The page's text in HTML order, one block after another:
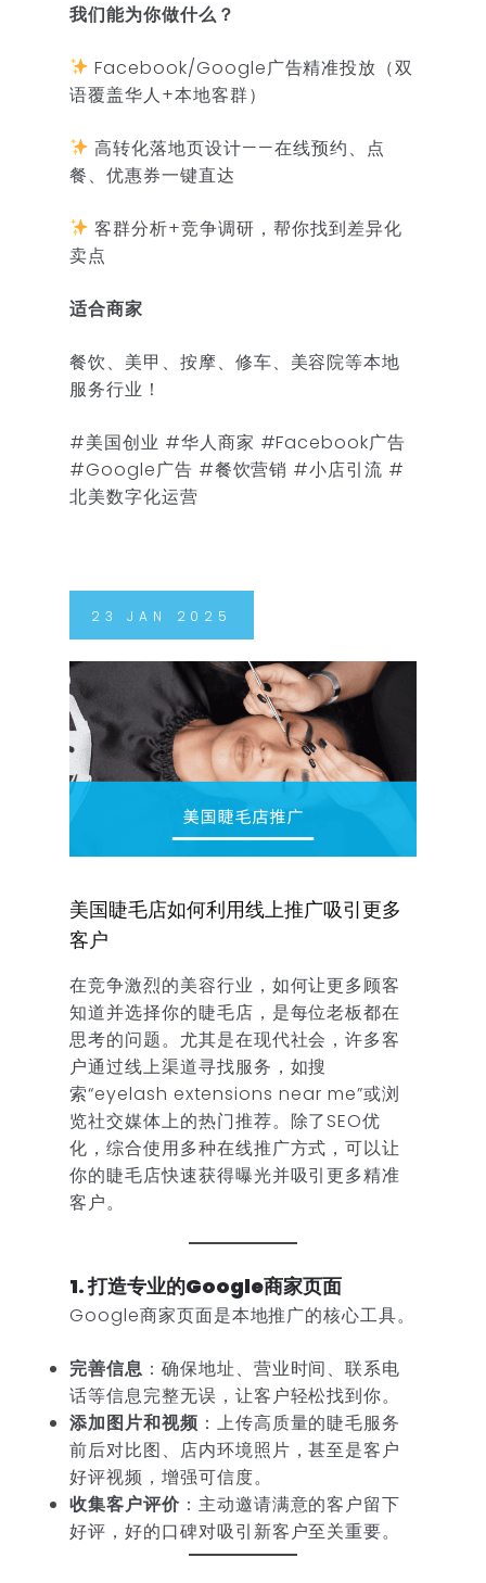
我们能为你做什么？
Facebook/Google广告精准投放（双
语覆盖华人+本地客群）
高转化落地页设计——在线预约、点
餐、优惠券一键直达
客群分析+竞争调研，帮你找到差异化
卖点
适合商家
餐饮、美甲、按摩、修车、美容院等本地
服务行业！
#美国创业 #华人商家 #Facebook广告
#Google广告 #餐饮营销 #小店引流 #
北美数字化运营
23 JAN 2025
美国睫毛店如何利用线上推广吸引更多
客户
在竞争激烈的美容行业，如何让更多顾客
知道并选择你的睫毛店，是每位老板都在
思考的问题。尤其是在现代社会，许多客
户通过线上渠道寻找服务，如搜
索“eyelash extensions near me”或浏
览社交媒体上的热门推荐。除了SEO优
化，综合使用多种在线推广方式，可以让
你的睫毛店快速获得曝光并吸引更多精准
客户。
1. 打造专业的Google商家页面
Google商家页面是本地推广的核心工具。
完善信息 ：确保地址、营业时间、联系电
话等信息完整无误，让客户轻松找到你。
添加图片和视频 ：上传高质量的睫毛服务
前后对比图、店内环境照片，甚至是客户
好评视频，增强可信度。
收集客户评价：主动邀请满意的客户留下
好评，好的口碑对吸引新客户至关重要。